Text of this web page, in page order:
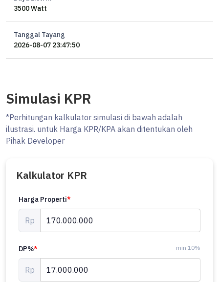
3500 Watt
Tanggal Tayang
2026-08-07 23:47:50
Simulasi KPR
*Perhitungan kalkulator simulasi di bawah adalah
ilustrasi. untuk Harga KPR/KPA akan ditentukan oleh
Pihak Developer
Kalkulator KPR
Harga Properti*
Rp
DP%* min 10%
Rp